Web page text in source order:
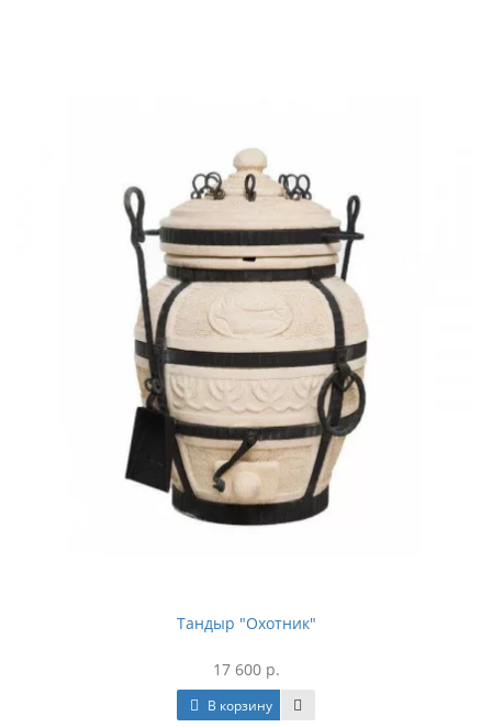
Тандыр "Охотник"
17 600 р.
В корзину